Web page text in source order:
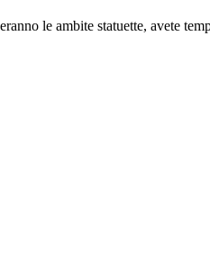
le ambite statuette, avete